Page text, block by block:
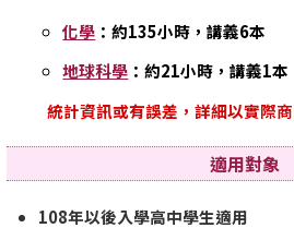
化學 ：約135小時，講義6本
地球科學 ：約21小時，講義1本
統計資訊或有誤差，詳細以實際商
適用對象
108年以後入學高中學生適用